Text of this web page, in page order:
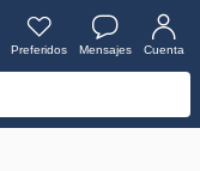
Preferidos Mensajes Cuenta